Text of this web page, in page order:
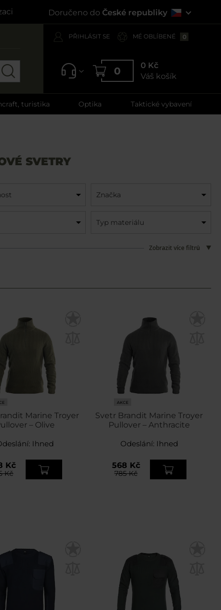
Doručeno do České republiky
PŘIHLÁSIT SE MÉ OBLÍBENÉ 0
0
0 Kč
Váš košík
turistika Optika Taktické vybavení
SVETRY
Značka
Typ materiálu
Zobrazit více filtrů
Marine Troyer
– Olive
Ihned
Kč
Kč
AKCE
Svetr Brandit Marine Troyer
Pullover – Anthracite
Odeslání: Ihned
568 Kč
785 Kč